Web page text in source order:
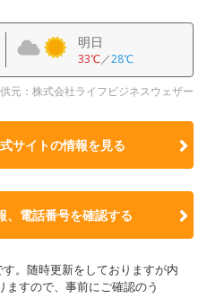
明日
33℃／28℃
元：株式会社ライフビジネスウェザー
サイトの情報を見る
、電話番号を確認する
。随時更新をしておりますが内
すので、事前にご確認のう